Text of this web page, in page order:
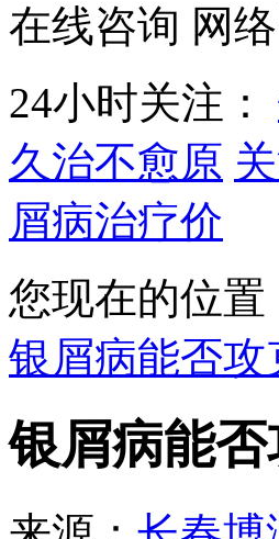
在线咨询 网
24小时关注：
久治不愈原
屑病治疗价
您现在的位置
银屑病能否攻
银屑病能